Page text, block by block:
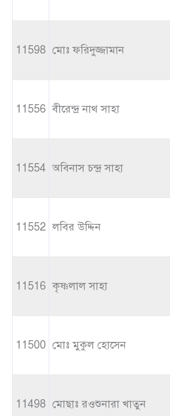
11598 মোঃ ফরিদুজ্জামান
11556 বীরেন্দ্র নাথ সাহা
11554 অবিনাস চন্দ্র সাহা
11552 লবির উদ্দিন
11516 কৃষ্ণলাল সাহা
11500 মোঃ মুকুল হোসেন
11498 মোছাঃ রওশুনারা খাতুন